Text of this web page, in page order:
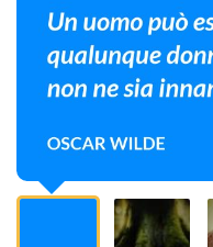
qualunque
donna
patto
che